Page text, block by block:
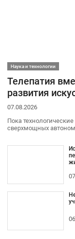
Наука и технологии
Телепатия
развития
07.08.2026
Пока
сверхмощных